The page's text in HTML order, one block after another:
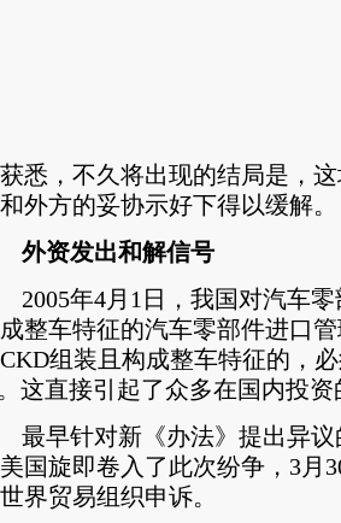
悉，不久将出现的结局是，
外方的妥协示好下得以缓解。
资发出和解信号
年4月1日，我国对汽车零
成整车特征的汽车零部件进口
组装且构成整车特征的，
这直接引起了众多在国内投
早针对新《办法》提出异议
国旋即卷入了此次纷争，3月
界贸易组织申诉。